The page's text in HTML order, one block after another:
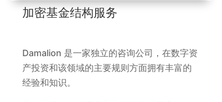
加密基金结构服务
Damalion 是一家独立的咨询公司，在数字资
产投资和该领域的主要规则方面拥有丰富的
经验和知识。